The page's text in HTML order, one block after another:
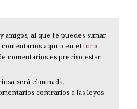
al que te puedes sumar
aquí o en el foro.
comentarios es preciso estar
será eliminada.
contrarios a las leyes